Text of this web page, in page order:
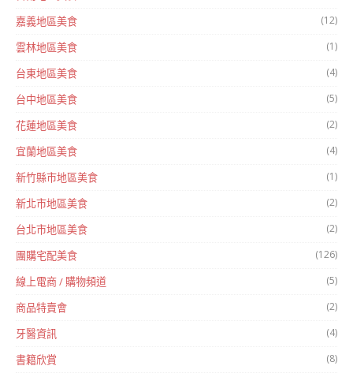
嘉義地區美食 (12)
雲林地區美食 (1)
台東地區美食 (4)
台中地區美食 (5)
花蓮地區美食 (2)
宜蘭地區美食 (4)
新竹縣市地區美食 (1)
新北市地區美食 (2)
台北市地區美食 (2)
團購宅配美食 (126)
線上電商 / 購物頻道 (5)
商品特賣會 (2)
牙醫資訊 (4)
書籍欣賞 (8)